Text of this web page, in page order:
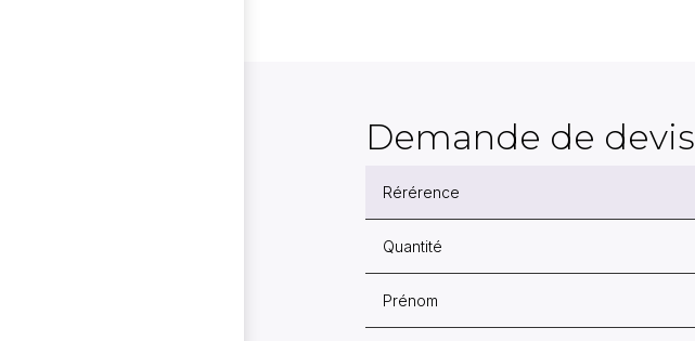
Demande de devis